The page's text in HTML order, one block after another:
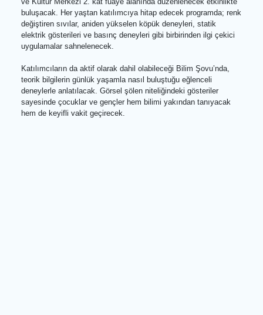
Denizli Bilim Merkezi’nde ‘Bilim Şovu’na davetlisiniz
Bilimin heyecan verici dünyasını keşfetmek isteyen bilim
meraklıları, 18 Mayıs Pazartesi günü saat 14.00’te DBB
ve Kültür Merkezi 2. kat fuaye alanında düzenlenecek etkinlikte
buluşacak. Her yaştan katılımcıya hitap edecek programda;
değiştiren sıvılar, aniden yükselen köpük deneyleri, statik
elektrik gösterileri ve basınç deneyleri gibi birbirinden ilgi çekici
uygulamalar sahnelenecek.